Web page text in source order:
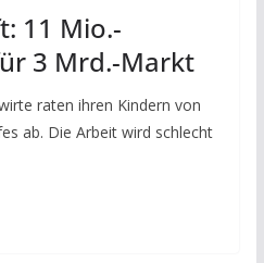
11 Mio.-
3 Mrd.-Markt
raten ihren Kindern von
ab. Die Arbeit wird schlecht